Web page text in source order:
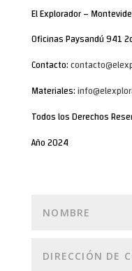
El Explorador –
Oficinas Paysandú 941
Contacto:
Materiales:
Todos los Derechos
Año 2024